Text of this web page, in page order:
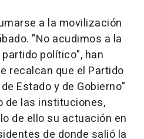
a la movilización
"No acudimos a la
político", han
recalcan que el Partido
Estado y de Gobierno"
de las instituciones,
de ello su actuación en
de donde salió la